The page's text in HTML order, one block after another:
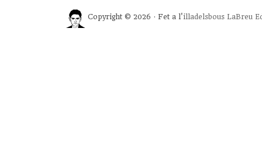
Copyright © 2026 · Fet a l'illadelsbous LaBreu